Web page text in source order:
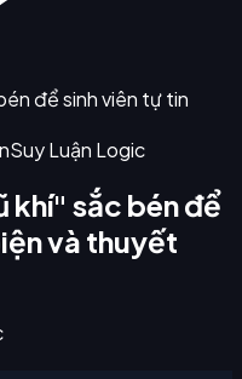
Suy Luận Logic
khí" sắc bén để
và thuyết